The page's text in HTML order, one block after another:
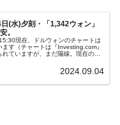
ランドを通報しようキ
！
た」⇒ 耐久性「なさす
』ズブズブ沈む。
(水)夕刻・「1,342ウォン」
。
現在、ドルウォンのチャートは
す（チャートは『Investing.com』
れていますが、まだ陽線。現在のと
2024.09.04